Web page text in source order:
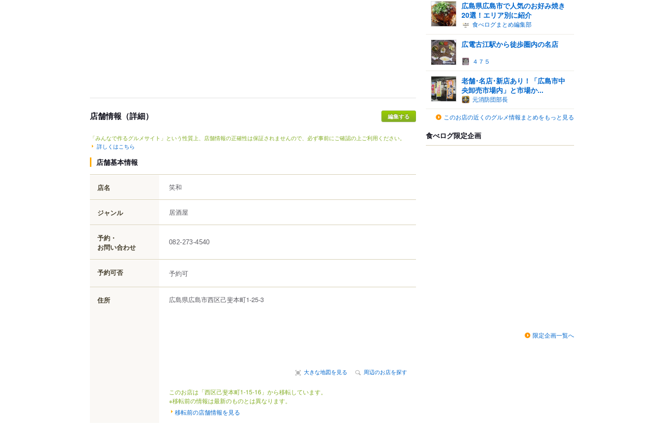
店舗情報（詳細）
「みんなで作るグルメサイト」という性質上、店舗情報の正確性は保証されませんので、必ず事前にご確認の上ご利用ください。
詳しくはこちら
店舗基本情報
店名 笑和
ジャンル 居酒屋
予約・
お問い合わせ
082-273-4540
予約可否 予約可
住所 広島県広島市西区己斐本町1-25-3
大きな地図を見る 周辺のお店を探す
このお店は「西区己斐本町1-15-16」から移転しています。
※移転前の情報は最新のものとは異なります。
移転前の店舗情報を見る
広島県広島市で人気のお好み焼き
20選！エリア別に紹介
食べログまとめ編集部
広電古江駅から徒歩圏内の名店
４７５
老舗･名店･新店あり！「広島市中
央卸売市場内」と市場か...
元消防団部長
このお店の近くのグルメ情報まとめをもっと見る
食べログ限定企画
限定企画一覧へ